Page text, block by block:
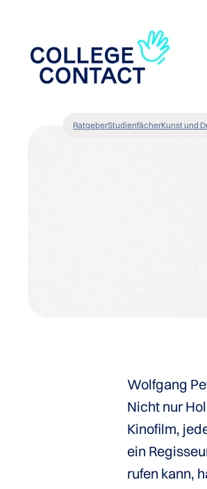
RatgeberStudienfächerKunst und
Wolfgang
Nicht nur
Kinofilm,
ein
rufen kann,